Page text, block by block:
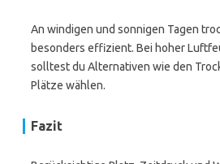
An windigen und sonnigen Tagen
besonders effizient. Bei hoher
solltest du Alternativen wie den
Plätze wählen.
Fazit